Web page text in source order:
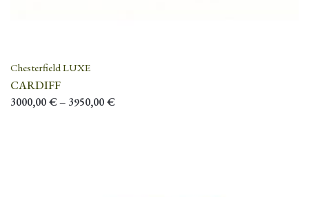
Chesterfield LUXE
CARDIFF
3000,00€– 3950,00€